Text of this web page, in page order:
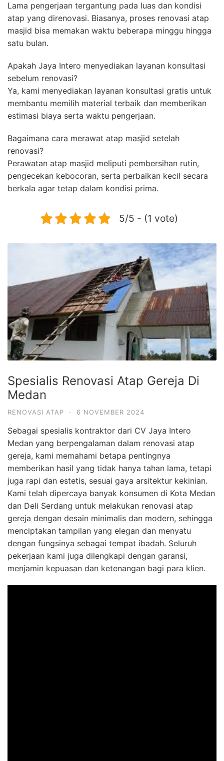
Lama pengerjaan tergantung pada luas dan kondisi
atap yang direnovasi. Biasanya, proses renovasi atap
masjid bisa memakan waktu beberapa minggu hingga
satu bulan.
Apakah Jaya Intero menyediakan layanan konsultasi
sebelum renovasi?
Ya, kami menyediakan layanan konsultasi gratis untuk
membantu memilih material terbaik dan memberikan
estimasi biaya serta waktu pengerjaan.
Bagaimana cara merawat atap masjid setelah
renovasi?
Perawatan atap masjid meliputi pembersihan rutin,
pengecekan kebocoran, serta perbaikan kecil secara
berkala agar tetap dalam kondisi prima.
5/5 - (1 vote)
Spesialis Renovasi Atap Gereja Di
Medan
RENOVASI ATAP · 6 NOVEMBER 2024
Sebagai spesialis kontraktor dari CV Jaya Intero
Medan yang berpengalaman dalam renovasi atap
gereja, kami memahami betapa pentingnya
memberikan hasil yang tidak hanya tahan lama, tetapi
juga rapi dan estetis, sesuai gaya arsitektur kekinian.
Kami telah dipercaya banyak konsumen di Kota Medan
dan Deli Serdang untuk melakukan renovasi atap
gereja dengan desain minimalis dan modern, sehingga
menciptakan tampilan yang elegan dan menyatu
dengan fungsinya sebagai tempat ibadah. Seluruh
pekerjaan kami juga dilengkapi dengan garansi,
menjamin kepuasan dan ketenangan bagi para klien.